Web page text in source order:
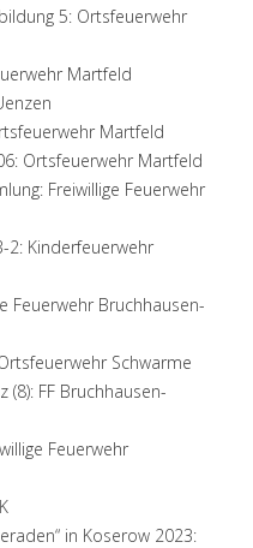
5: Ortsfeuerwehr
Martfeld
Martfeld
Ortsfeuerwehr Martfeld
Freiwillige Feuerwehr
2: Kinderfeuerwehr
Feuerwehr Bruchhausen-
Schwarme
(8): FF Bruchhausen-
Feuerwehr
in Koserow 2023: